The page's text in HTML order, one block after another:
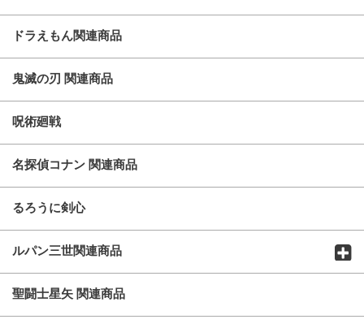
ドラえもん関連商品
鬼滅の刃 関連商品
呪術廻戦
名探偵コナン 関連商品
るろうに剣心
ルパン三世関連商品
聖闘士星矢 関連商品